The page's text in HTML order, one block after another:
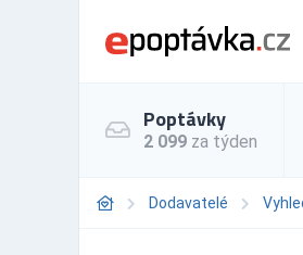
Poptávky
2 099 za týden
Dodavatelé